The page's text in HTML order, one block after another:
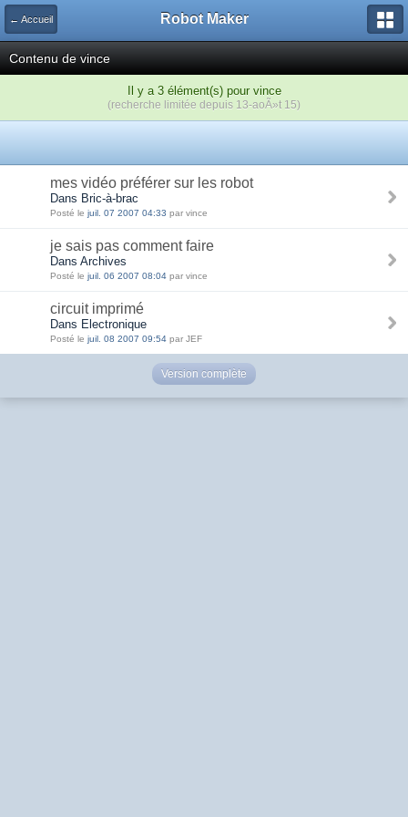
← Accueil Robot Maker
Contenu de vince
Il y a 3 élément(s) pour vince
(recherche limitée depuis 13-aoÃ»t 15)
mes vidéo préférer sur les robot
Dans Bric-à-brac
Posté le juil. 07 2007 04:33 par vince
je sais pas comment faire
Dans Archives
Posté le juil. 06 2007 08:04 par vince
circuit imprimé
Dans Electronique
Posté le juil. 08 2007 09:54 par JEF
Version complète